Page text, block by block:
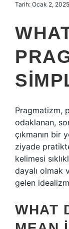
Tarih: Ocak 2, 2025
Pragmatizm,
odaklanan,
çıkmanın bir
ziyade
kelimesi
dayalı olmak
gelen idealizm
WHAT